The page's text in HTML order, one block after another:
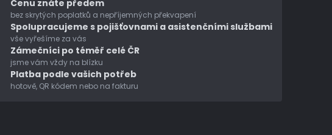
Cenu znáte předem
bez skrytých poplatků a nepříjemných překvapení
Spolupracujeme s pojišťovnami a asistenčními službami
vše vyřešíme za vás
Zámečníci po téměř celé ČR
jsme vám vždy na blízku
Platba podle vašich potřeb
hotově, QR kódem nebo na fakturu